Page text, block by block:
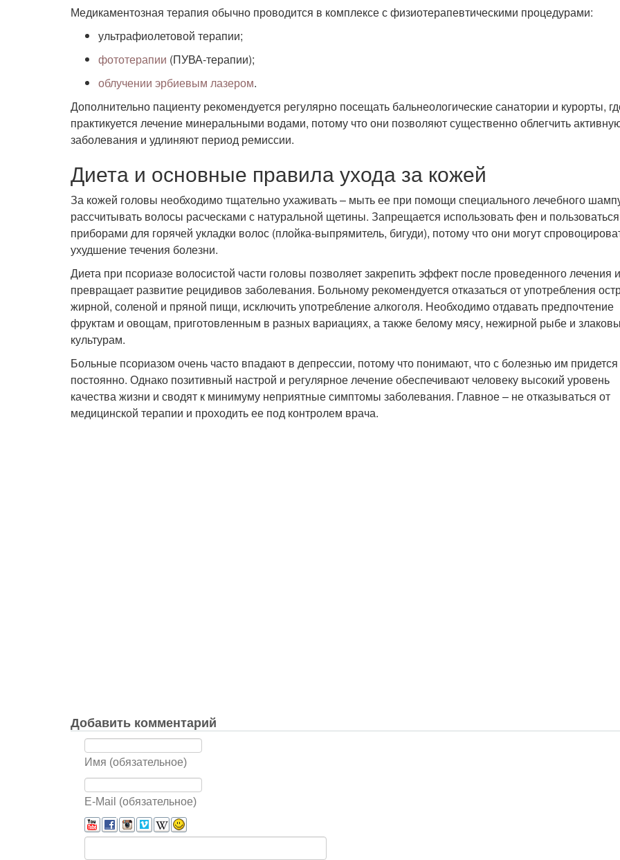
Медикаментозная терапия обычно проводится в комплексе с физиотерапевтическими процедурами:
ультрафиолетовой терапии;
фототерапии (ПУВА-терапии);
облучении эрбиевым лазером.
Дополнительно пациенту рекомендуется регулярно посещать бальнеологические санатории и курорты,
практикуется лечение минеральными водами, потому что они позволяют существенно облегчить
заболевания и удлиняют период ремиссии.
Диета и основные правила ухода за кожей
За кожей головы необходимо тщательно ухаживать – мыть ее при помощи специального лечебного
рассчитывать волосы расческами с натуральной щетины. Запрещается использовать фен и пользоваться
приборами для горячей укладки волос (плойка-выпрямитель, бигуди), потому что они могут
ухудшение течения болезни.
Диета при псориазе волосистой части головы позволяет закрепить эффект после проведенного лечения и
превращает развитие рецидивов заболевания. Больному рекомендуется отказаться от употребления
жирной, соленой и пряной пищи, исключить употребление алкоголя. Необходимо отдавать предпочтение
фруктам и овощам, приготовленным в разных вариациях, а также белому мясу, нежирной рыбе и
культурам.
Больные псориазом очень часто впадают в депрессии, потому что понимают, что с болезнью им
постоянно. Однако позитивный настрой и регулярное лечение обеспечивают человеку высокий уровень
качества жизни и сводят к минимуму неприятные симптомы заболевания. Главное – не отказываться от
медицинской терапии и проходить ее под контролем врача.
Добавить комментарий
Имя (обязательное)
E-Mail (обязательное)